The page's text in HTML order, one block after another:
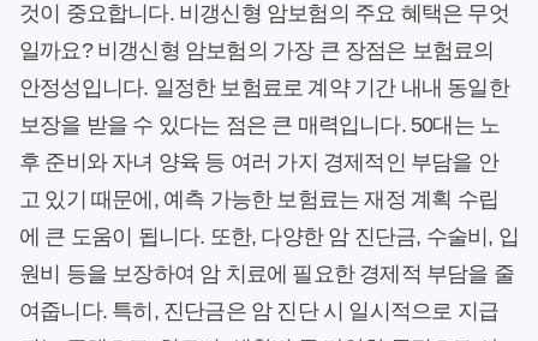
것이 중요합니다. 비갱신형 암보험의 주요 혜택은 무엇
일까요? 비갱신형 암보험의 가장 큰 장점은 보험료의
안정성입니다. 일정한 보험료로 계약 기간 내내 동일한
보장을 받을 수 있다는 점은 큰 매력입니다. 50대는 노
후 준비와 자녀 양육 등 여러 가지 경제적인 부담을 안
고 있기 때문에, 예측 가능한 보험료는 재정 계획 수립
에 큰 도움이 됩니다. 또한, 다양한 암 진단금, 수술비, 입
원비 등을 보장하여 암 치료에 필요한 경제적 부담을 줄
여줍니다. 특히, 진단금은 암 진단 시 일시적으로 지급